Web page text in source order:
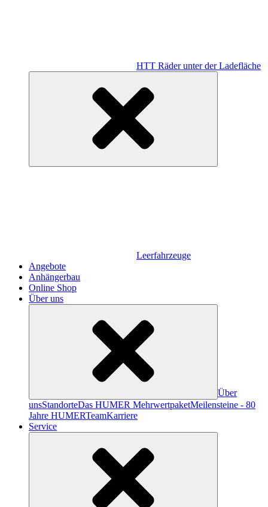
HTT Räder unter der Ladefläche
Leerfahrzeuge
Angebote
Anhängerbau
Online Shop
Über uns
Über
unsStandorteDas HUMER MehrwertpaketMeilensteine - 80
Jahre HUMERTeamKarriere
Service